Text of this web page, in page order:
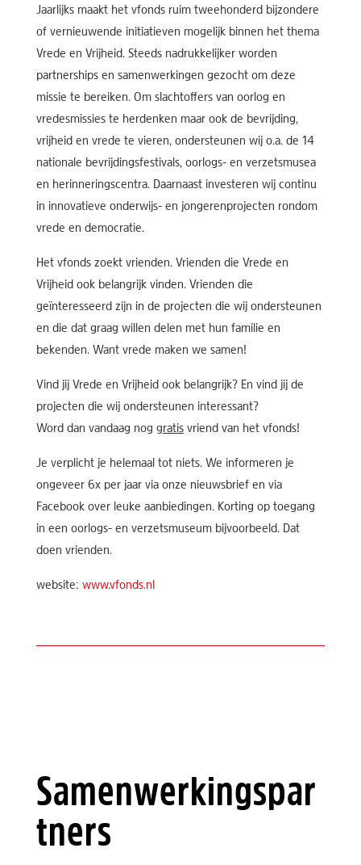
Jaarlijks maakt het vfonds ruim tweehonderd bijzondere
of vernieuwende initiatieven mogelijk binnen het thema
Vrede en Vrijheid. Steeds nadrukkelijker worden
partnerships en samenwerkingen gezocht om deze
missie te bereiken. Om slachtoffers van oorlog en
vredesmissies te herdenken maar ook de bevrijding,
vrijheid en vrede te vieren, ondersteunen wij o.a. de 14
nationale bevrijdingsfestivals, oorlogs- en verzetsmusea
en herinneringscentra. Daarnaast investeren wij continu
in innovatieve onderwijs- en jongerenprojecten rondom
vrede en democratie.
Het vfonds zoekt vrienden. Vrienden die Vrede en
Vrijheid ook belangrijk vinden. Vrienden die
geïnteresseerd zijn in de projecten die wij ondersteunen
en die dat graag willen delen met hun familie en
bekenden. Want vrede maken we samen!
Vind jij Vrede en Vrijheid ook belangrijk? En vind jij de
projecten die wij ondersteunen interessant?
Word dan vandaag nog gratisvriend van het vfonds!
Je verplicht je helemaal tot niets. We informeren je
ongeveer 6x per jaar via onze nieuwsbrief en via
Facebook over leuke aanbiedingen. Korting op toegang
in een oorlogs- en verzetsmuseum bijvoorbeeld. Dat
doen vrienden.
website: www.vfonds.nl
Samenwerkingspar
tners